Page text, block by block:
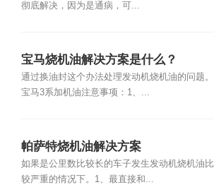
彻底解决，因为是通病，可...
宝马烧机油解决方案是什么？
通过换油封这个办法处理发动机烧机油的问题。
宝马3系加机油注意事项：1、...
帕萨特烧机油解决方案
如果是公里数比较长的车子发生发动机烧机油比
较严重的情况下。1、最直接和...